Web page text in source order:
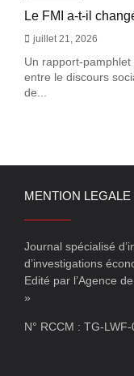
Le FMI a-t-il
juillet 21, 2026
Un rapport-pamphlet
entre le discours
de...
MENTION LEGALE
Journal spécialisé
d’investigations
Edité par l’Agence
»
N° RCCM : TG-